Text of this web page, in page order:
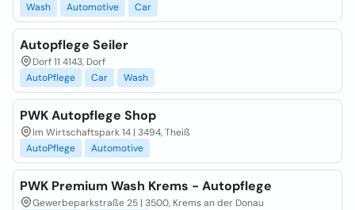
Wash
Automotive Car
Autopflege Seiler
Dorf 11 4143, Dorf
AutoPflege
Car Wash
PWK Autopflege Shop
Im Wirtschaftspark 14 | 3494, Theiß
AutoPflege
Automotive
PWK Premium Wash Krems - Autopflege
Gewerbeparkstraße 25 | 3500, Krems an der Donau